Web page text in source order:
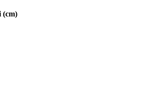
(cm)